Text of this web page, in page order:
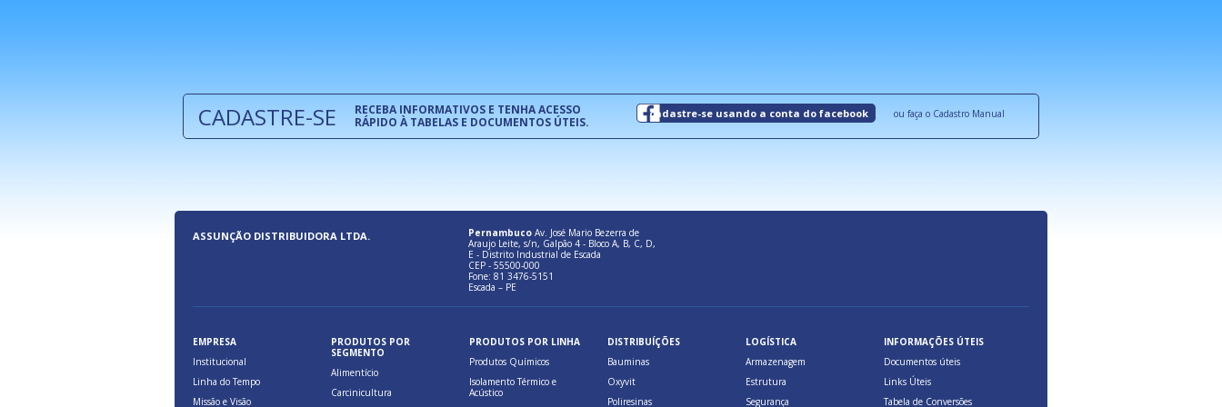
CADASTRE-SE
RECEBA INFORMATIVOS E TENHA ACESSO
RÁPIDO À TABELAS E DOCUMENTOS ÚTEIS.
cadastre-se usando a conta do facebook ou faça o Cadastro Manual
ASSUNÇÃO DISTRIBUIDORA LTDA. Pernambuco Av. José Mario Bezerra de
Araujo Leite, s/n, Galpão 4 - Bloco A, B, C, D,
E - Distrito Industrial de Escada
CEP - 55500-000
Fone: 81 3476-5151
Escada – PE
EMPRESA
Institucional
Linha do Tempo
Missão e Visão
PRODUTOS POR
SEGMENTO
Alimentício
Carcinicultura
PRODUTOS POR LINHA
Produtos Químicos
Isolamento Térmico e
Acústico
DISTRIBUÍÇÕES
Bauminas
Oxyvit
Poliresinas
LOGÍSTICA
Armazenagem
Estrutura
Segurança
INFORMAÇÕES ÚTEIS
Documentos úteis
Links Úteis
Tabela de Conversões